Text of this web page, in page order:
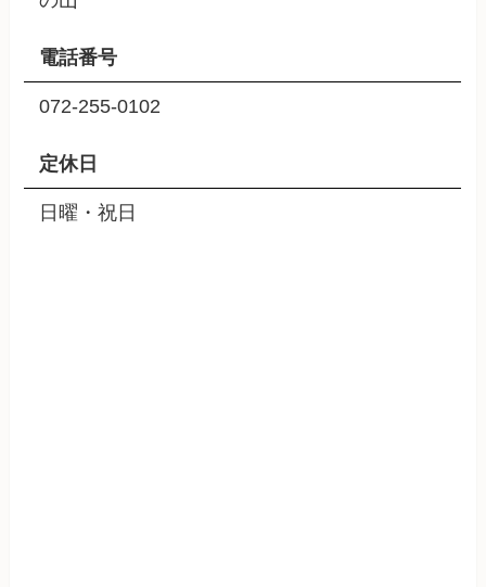
電話番号
072-255-0102
定休日
日曜・祝日